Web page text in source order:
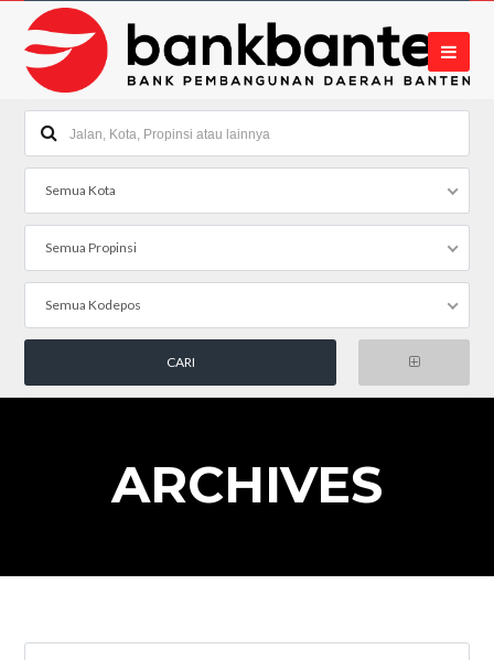
Semua Kota
Semua Propinsi
Semua Kodepos
ARCHIVES